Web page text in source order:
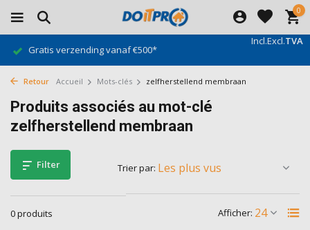
0
Incl.Excl.TVA
Gratis verzending vanaf €500*
Retour Accueil Mots-clés zelfherstellend membraan
Produits associés au mot-clé
zelfherstellend membraan
Filter
0 produits Afficher:
Trier par: